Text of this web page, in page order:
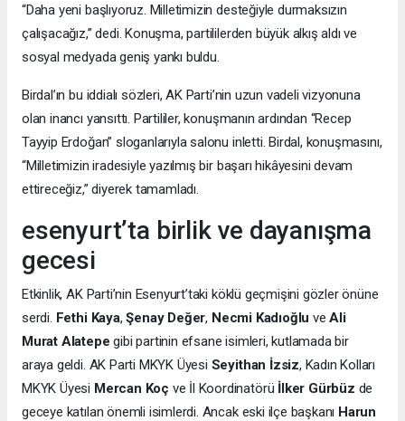
“Daha yeni başlıyoruz. Milletimizin desteğiyle durmaksızın
çalışacağız,” dedi. Konuşma, partililerden büyük alkış aldı ve
sosyal medyada geniş yankı buldu.
Birdal’ın bu iddialı sözleri, AK Parti’nin uzun vadeli vizyonuna
olan inancı yansıttı. Partililer, konuşmanın ardından “Recep
Tayyip Erdoğan” sloganlarıyla salonu inletti. Birdal, konuşmasını,
“Milletimizin iradesiyle yazılmış bir başarı hikâyesini devam
ettireceğiz,” diyerek tamamladı.
esenyurt’ta birlik ve dayanışma
gecesi
Etkinlik, AK Parti’nin Esenyurt’taki köklü geçmişini gözler önüne
serdi. Fethi Kaya,Şenay Değer, Necmi Kadıoğlu veAli
Murat Alatepe gibi partinin efsane isimleri, kutlamada bir
araya geldi. AK Parti MKYK Üyesi Seyithan İzsiz, Kadın Kolları
MKYK Üyesi Mercan Koç ve İl Koordinatörü İlker Gürbüz de
geceye katılan önemli isimlerdi. Ancak eski ilçe başkanı Harun